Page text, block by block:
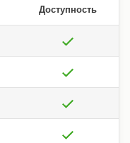
Доступность